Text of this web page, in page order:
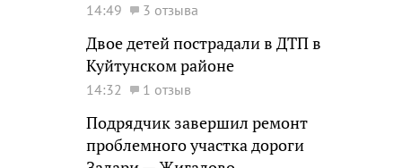
14:49 3 отзыва
Двое детей пострадали в ДТП в
Куйтунском районе
14:32 1 отзыв
Подрядчик завершил ремонт
проблемного участка дороги